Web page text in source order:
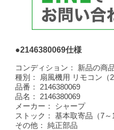
●2146380069仕様
コンディション：
新品の商
種別：
扇風機用 リモコン（
品番：
2146380069
品名：
2146380069
メーカー：
シャープ
ストック：
基本取寄品（7～
その他：
純正部品